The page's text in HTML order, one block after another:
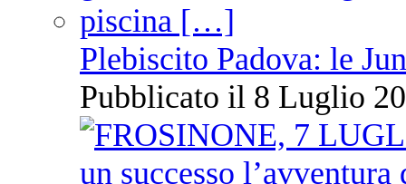
Plebiscito Padova: le
Pubblicato il 8 Luglio